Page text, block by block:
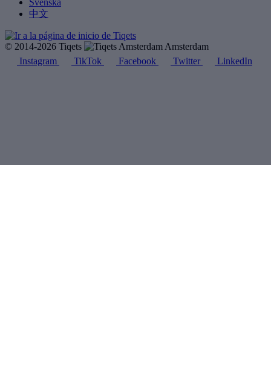
Svenska
中文
© 2014-2026 Tiqets
Amsterdam
Instagram
TikTok Facebook Twitter LinkedIn